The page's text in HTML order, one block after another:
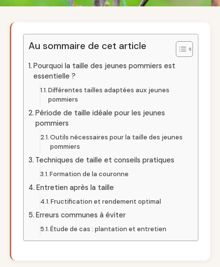
Au sommaire de cet article
Pourquoi la taille des jeunes pommiers est
essentielle ?
Différentes tailles adaptées aux jeunes
pommiers
Période de taille idéale pour les jeunes
pommiers
Outils nécessaires pour la taille des jeunes
pommiers
Techniques de taille et conseils pratiques
Formation de la couronne
Entretien après la taille
Fructification et rendement optimal
Erreurs communes à éviter
Étude de cas : plantation et entretien